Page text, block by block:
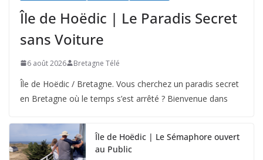
Île de Hoëdic | Le Paradis Secret
sans Voiture
6 août 2026 Bretagne Télé
Île de Hoëdic / Bretagne. Vous cherchez un paradis secret
en Bretagne où le temps s’est arrêté ? Bienvenue dans
Île de Hoëdic | Le Sémaphore ouvert
au Public